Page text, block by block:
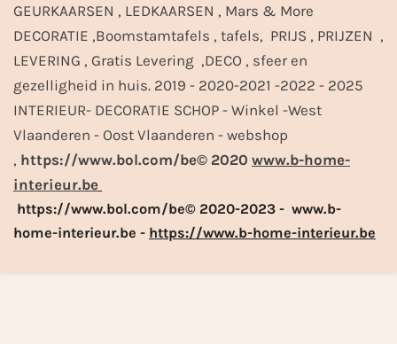
GEURKAARSEN , LEDKAARSEN , Mars & More
DECORATIE ,Boomstamtafels , tafels, PRIJS , PRIJZEN ,
LEVERING , Gratis Levering ,DECO , sfeer en
gezelligheid in huis. 2019 - 2020-2021 -2022 - 2025
INTERIEUR- DECORATIE SCHOP - Winkel -West
Vlaanderen - Oost Vlaanderen - webshop
, https://www.bol.com/be© 2020 www.b-home-
interieur.be
https://www.bol.com/be© 2020-2023 - www.b-
home-interieur.be - https://www.b-home-interieur.be